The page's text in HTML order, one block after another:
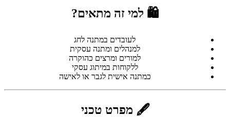
🛍 למי זה מתאים?
לעובדים במתנה לחג
למנהלים ומתנה עסקית
למורים ומרצים כהוקרה
ללקוחות במיתוג עסקי
כמתנה אישית לגבר או לאישה
🖋 מפרט טכני